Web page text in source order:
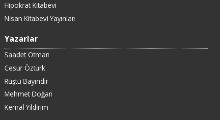
Hipokrat Kitabevi
Nisan Kitabevi Yayınları
Yazarlar
Saadet Otman
Cesur Öztürk
Rüştü Bayındır
Mehmet Doğan
Kemal Yıldırım